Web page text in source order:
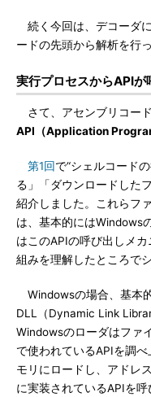
続く今回は、デコーダ
ードの先頭から解析を行
実行プロセスからAPIが
さて、アセンブリコー
API（Application
第1回で“シェルコード
る」「ダウンロードした
紹介しました。これらフ
は、基本的にはWindows
はこのAPIの呼び出しメ
組みを理解したところで
Windowsの場合、基本
DLL（Dynamic Link
Windowsのローダはファ
で使われているAPIを調
モリにロードし、アドレ
に実装されているAPIを呼